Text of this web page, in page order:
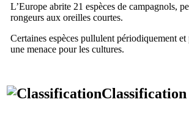
L’Europe abrite 21 espèces de campagnols,
rongeurs aux oreilles courtes.
Certaines espèces pullulent périodiquement et
une menace pour les cultures.
Classification